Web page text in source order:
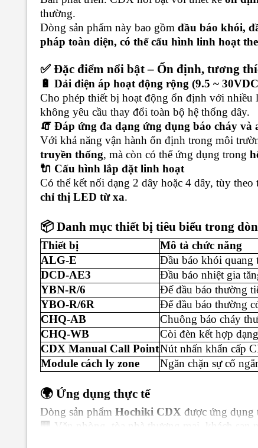
thường.
Dòng sản phẩm này bao gồm đầu báo khói,
pháp toàn diện, có thể cấu hình linh hoạt
✅ Đặc điểm nổi bật – Ổn định, tương
🔋 Dải điện áp hoạt động rộng (9.5 ~
Cho phép thiết bị hoạt động ổn định với nhiều
không yêu cầu thay đổi toàn bộ hệ thống dây.
🧯 Đáp ứng đa dạng ứng dụng báo cháy và
Với khả năng vận hành ổn định trong môi
truyền thống, mà còn có thể ứng dụng trong
🔌 Cấu hình lắp đặt linh hoạt
Có thể kết nối dạng 2 dây hoặc 4 dây, tùy
chỉ thị LED từ xa.
📦 Danh mục thiết bị tiêu biểu trong
Thiết bị
Mô tả chức năng
ALG-E
Đầu báo khói quang
DCD-AE3
Đầu báo nhiệt gia
YBN-R/6
Đế đầu báo thường
YBO-R/6R
Đế đầu báo thường
CHQ-AB
Chuông báo cháy
CHQ-WB
Còi đèn kết hợp
CDX Manual Call PointNút nhấn khẩn cấp
Module cách ly zone
Ngăn chặn sự cố
🌍 Ứng dụng thực tế
Dòng sản phẩm Hochiki CDX được ứng dụng
🏢 Văn phòng, tòa nhà thương mại, khách sạn